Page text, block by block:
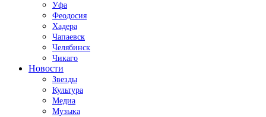
Уфа
Феодосия
Хадера
Чапаевск
Челябинск
Чикаго
Новости
Звезды
Культура
Медиа
Музыка